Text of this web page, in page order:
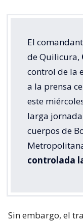
El
de Quilicura,
control de la
a la prensa
este
larga
cuerpos de
controlada
Sin embargo, el